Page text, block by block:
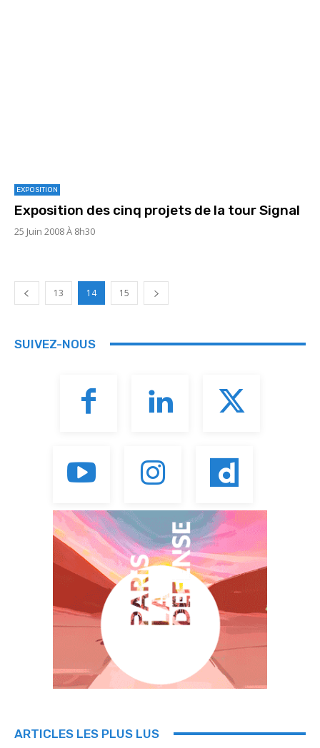
EXPOSITION
Exposition des cinq projets de la tour Signal
25 Juin 2008 À 8h30
13 14 15
SUIVEZ-NOUS
ARTICLES LES PLUS LUS